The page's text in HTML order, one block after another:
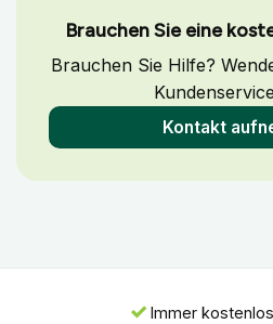
Brauchen Sie eine
Brauchen Sie Hilfe?
Kontakt
Immer